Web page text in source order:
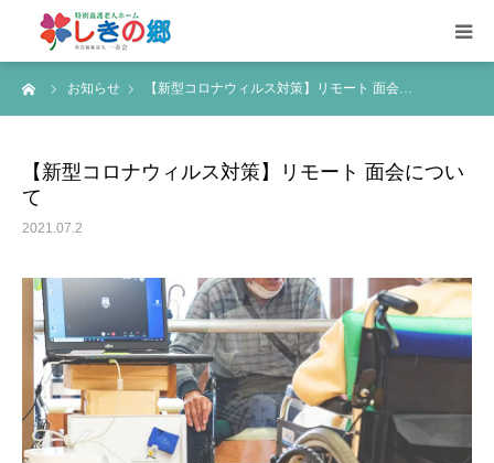
お知らせ 【新型コロナウィルス対策】リモート 面会…
【新型コロナウィルス対策】リモート 面会につい
て
2021.07.2
しきの郷について
設備のご紹介
リクルート